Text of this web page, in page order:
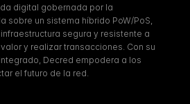
digital gobernada por la
sobre un sistema híbrido PoW/PoS,
segura y resistente a
y realizar transacciones. Con su
Decred empodera a los
el futuro de la red.